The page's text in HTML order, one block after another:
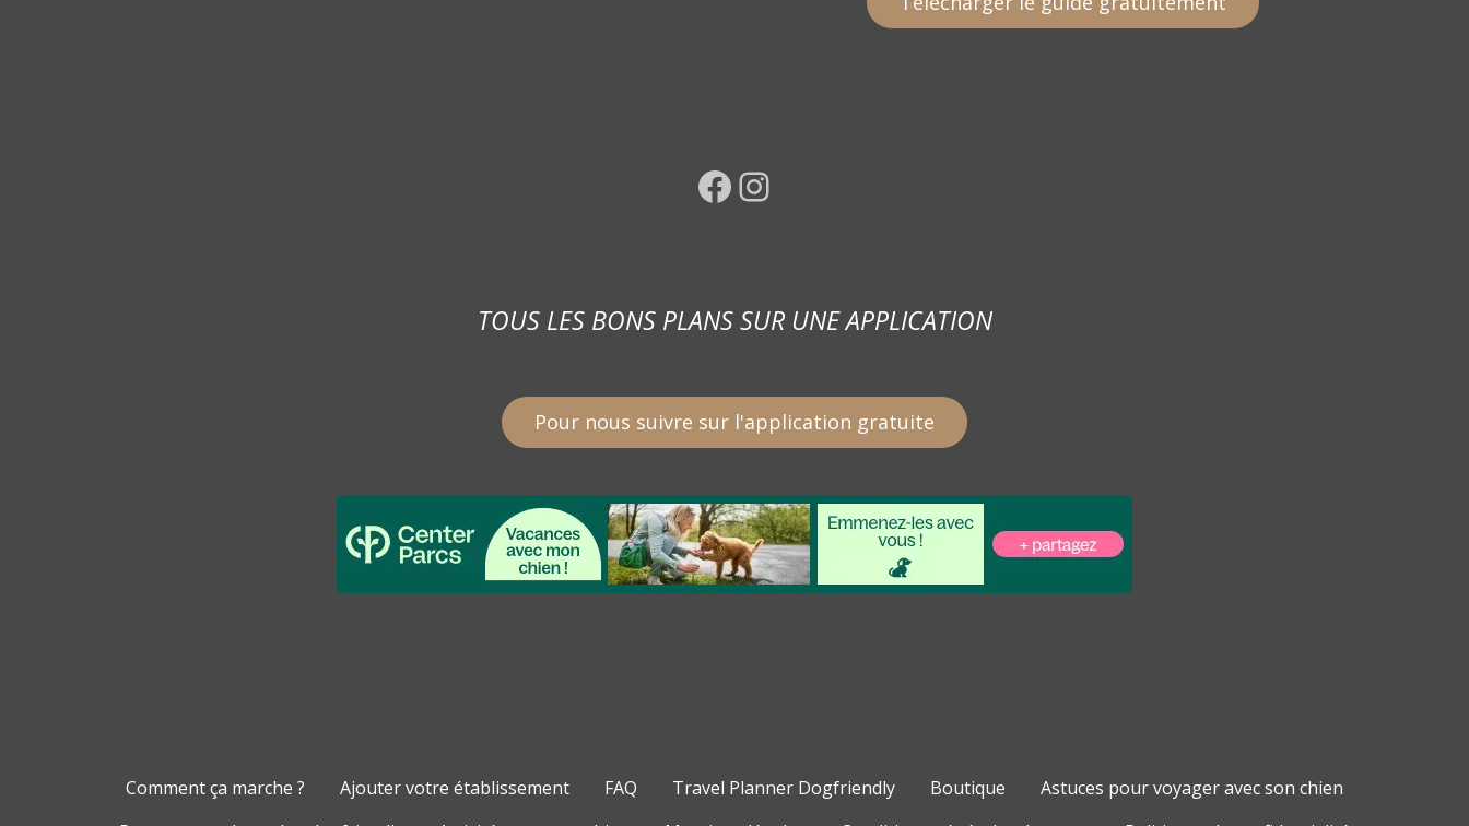
Facebook Instagram
TOUS LES BONS PLANS SUR UNE APPLICATION
Pour nous suivre sur l'application gratuite
Comment ça marche ? Ajouter votre établissement FAQ Travel Planner Dogfriendly Boutique
Astuces pour voyager avec son chien